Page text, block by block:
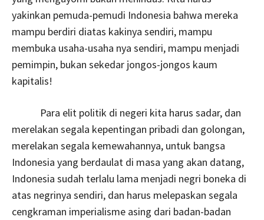
yakinkan pemuda-pemudi Indonesia bahwa mereka
mampu berdiri diatas kakinya sendiri, mampu
membuka usaha-usaha nya sendiri, mampu menjadi
pemimpin, bukan sekedar jongos-jongos kaum
kapitalis!
Para elit politik di negeri kita harus sadar, dan
merelakan segala kepentingan pribadi dan golongan,
merelakan segala kemewahannya, untuk bangsa
Indonesia yang berdaulat di masa yang akan datang,
Indonesia sudah terlalu lama menjadi negri boneka di
atas negrinya sendiri, dan harus melepaskan segala
cengkraman imperialisme asing dari badan-badan